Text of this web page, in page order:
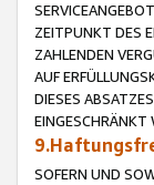
ZEITPUNKT DES
ZAHLENDEN
AUF
DIESES
EINGESCHRÄNKT
SOFERN UND